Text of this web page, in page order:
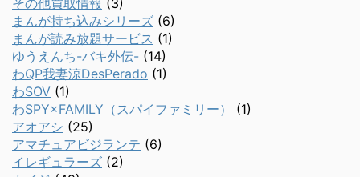
その他買取情報 (3)
まんが持ち込みシリーズ (6)
まんが読み放題サービス (1)
ゆうえんち-バキ外伝- (14)
わQP我妻涼DesPerado (1)
わSOV (1)
わSPY×FAMILY（スパイファミリー）
(1)
アオアシ (25)
アマチュアビジランテ (6)
イレギュラーズ (2)